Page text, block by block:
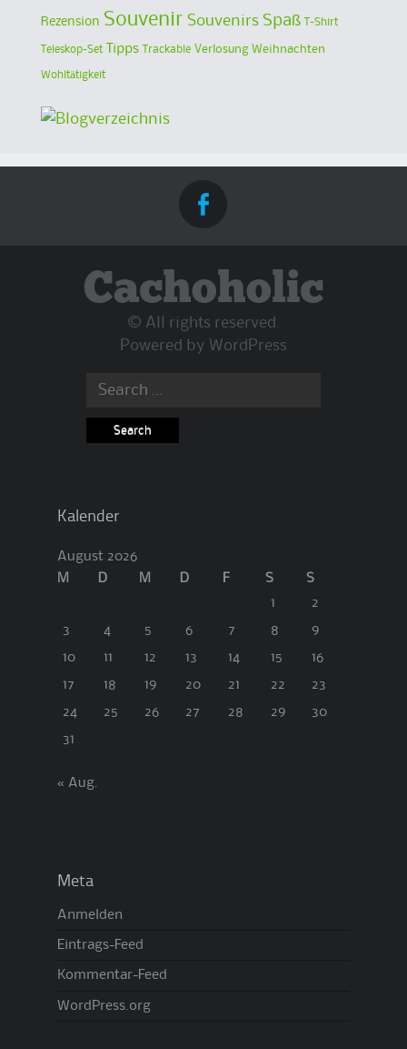
Rezension Souvenir Souvenirs Spaß T-Shirt
Teleskop-Set Tipps Trackable Verlosung Weihnachten
Wohltätigkeit
Cachoholic
© All rights reserved.
Powered by WordPress
Search
Kalender
August 2026
M
D M D F S
S
1
2
3 4 5 6 7 8 9
10 11 12 13 14 15 16
17 18 19 20 21 22 23
24 25 26 27 28 29 30
31
« Aug.
Meta
Anmelden
Eintrags-Feed
Kommentar-Feed
WordPress.org